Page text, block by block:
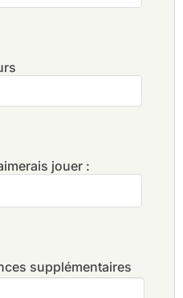
jouer :
supplémentaires